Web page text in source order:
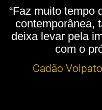
“Faz muito tempo
contemporânea,
deixa levar pela
com o
Cadão